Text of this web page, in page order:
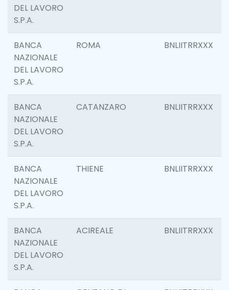
DEL LAVORO
S.P.A.
BANCA
NAZIONALE
DEL LAVORO
S.P.A.
ROMA BNLIITRRXXX
BANCA
NAZIONALE
DEL LAVORO
S.P.A.
CATANZARO BNLIITRRXXX
BANCA
NAZIONALE
DEL LAVORO
S.P.A.
THIENE BNLIITRRXXX
BANCA
NAZIONALE
DEL LAVORO
S.P.A.
ACIREALE BNLIITRRXXX